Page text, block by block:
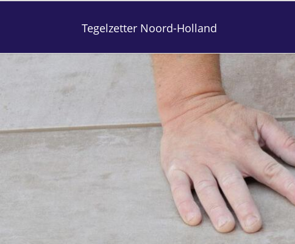
Tegelzetter Noord-Holland